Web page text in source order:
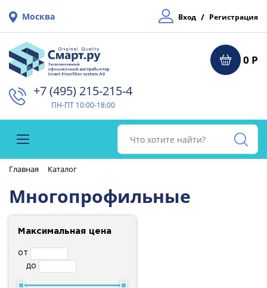
Москва Вход / Регистрация
0 Р
+7 (495) 215-215-4⁠
ПН-ПТ 10:00-18:00
Главная Каталог
Многопрофильные
Максимальная цена
от
до